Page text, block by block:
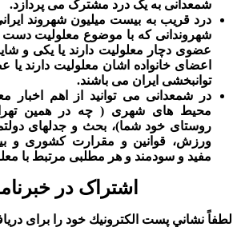
شمعدانی به یک درد مشترک می پردازد.
درد قریب به بیست میلیون شهروند
شهروندانی که با موضوع معلولیت دست به
عضوی دچار معلولیت دارند یا یکی و شاید
اعضای خانواده اشان معلولیت دارند یا
توانبخشی ایران می باشند.
در شمعدانی می توانید از اهم اخبار
محیط های شهری ( چه در همین
روستای خود شما)، بحث و جدلهای
ورزش، قوانین و مقرارت کشوری و بین
مفید و سودمند و هر مطلبی مرتبط با
اشتراک در خبرنامه
لطفاً نشاني پست الكترونيك خود را برای